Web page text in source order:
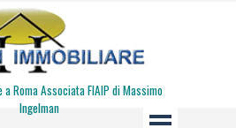
Salta menù
Roma Associata FIAIP di Massimo
Ingelman